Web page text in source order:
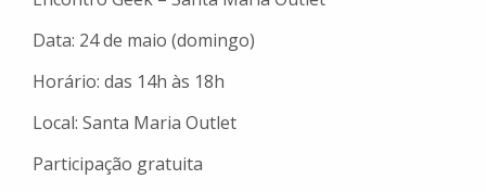
Data: 24 de maio (domingo)
Horário: das 14h às 18h
Local: Santa Maria Outlet
Participação gratuita